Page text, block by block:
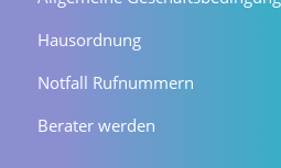
Hausordnung
Notfall Rufnummern
Berater werden